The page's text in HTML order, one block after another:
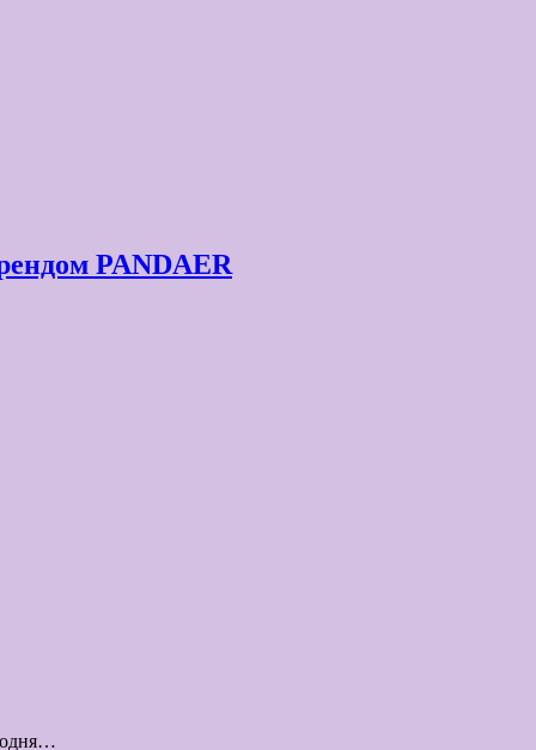
PANDAER